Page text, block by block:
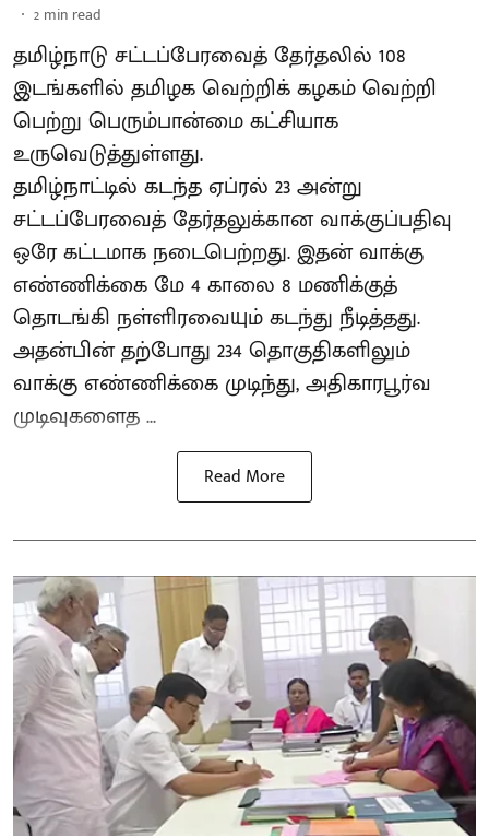
2 min read
தமிழ்நாடு சட்டப்பேரவைத் தேர்தலில் 108
இடங்களில் தமிழக வெற்றிக் கழகம் வெற்றி
பெற்று பெரும்பான்மை கட்சியாக
உருவெடுத்துள்ளது.
தமிழ்நாட்டில் கடந்த ஏப்ரல் 23 அன்று
சட்டப்பேரவைத் தேர்தலுக்கான வாக்குப்பதிவு
ஒரே கட்டமாக நடைபெற்றது. இதன் வாக்கு
எண்ணிக்கை மே 4 காலை 8 மணிக்குத்
தொடங்கி நள்ளிரவையும் கடந்து நீடித்தது.
அதன்பின் தற்போது 234 தொகுதிகளிலும்
வாக்கு எண்ணிக்கை முடிந்து, அதிகாரபூர்வ
முடிவுகளைத ...
Read More